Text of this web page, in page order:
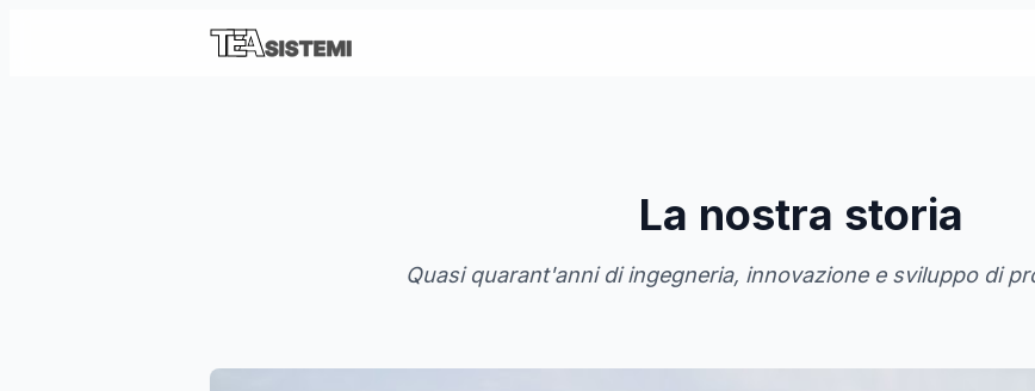
La nostra storia
Quasi quarant'anni di ingegneria, innovazione e sviluppo di